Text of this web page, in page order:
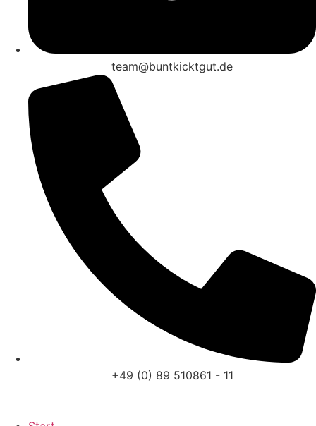
team@buntkicktgut.de
+49 (0) 89 510861 - 11